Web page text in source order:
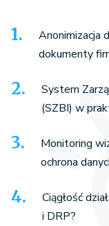
Anonimizacja
dokumenty
System
(SZBI) w
Monitoring
ochrona
Ciągłość
i DRP?